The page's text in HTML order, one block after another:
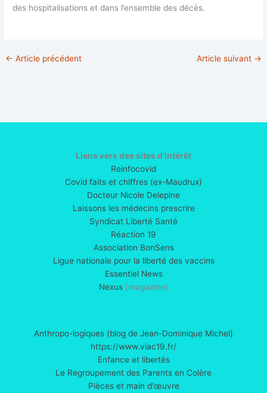
des hospitalisations et dans l’ensemble des décès.
← Article précédent Article suivant →
Liens vers des sites d’intérêt
Reinfocovid
Covid faits et chiffres (ex-Maudrux)
Docteur Nicole Delepine
Laissons les médecins prescrire
Syndicat Liberté Santé
Réaction 19
Association BonSens
Ligue nationale pour la liberté des vaccins
Essentiel News
Nexus (magazine)
Anthropo-logiques (blog de Jean-Dominique Michel)
https://www.viac19.fr/
Enfance et libertés
Le Regroupement des Parents en Colère
Pièces et main d'œuvre